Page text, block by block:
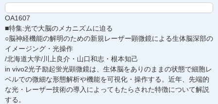
OA1607
■特集:光で大脳のメカニズムに迫る
○脳神経機能の解明のための新規レーザー顕微鏡による生体脳深部の
イメージング・光操作
/北海道大学/川上良介・山口和志・根本知己
in vivo2光子励起蛍光顕微鏡は、生体脳をありのままの状態で細胞レ
ベルでの微細な形態解析や機能を可視化・操作する。近年、先端的
な光・レーザー技術の導入によってもたらされた特徴について解説
する。